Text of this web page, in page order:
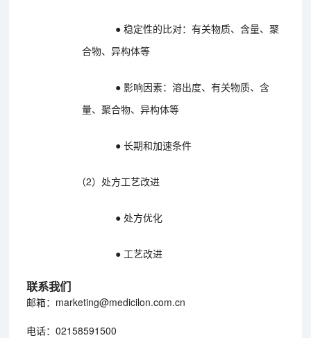
● 稳定性的比对：有关物质、含量、聚
合物、异构体等
● 影响因素：溶出度、有关物质、含
量、聚合物、异构体等
● 长期和加速条件
（2）处方工艺改进
● 处方优化
● 工艺改进
联系我们
邮箱：marketing@medicilon.com.cn
电话：02158591500